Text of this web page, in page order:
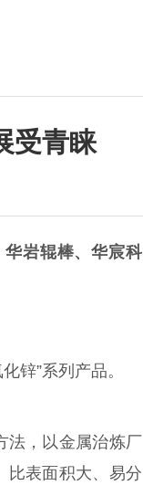
受青睐
华岩辊棒、华宸科
锌”系列产品。
法，以金属治炼厂
比表面积大、易分